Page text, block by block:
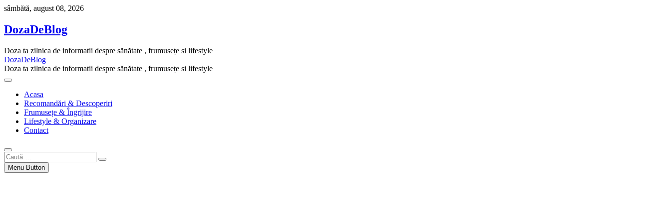
Skip
content
sâmbătă, august 08, 2026
DozaDeBlog
Doza ta zilnica de informatii despre sănătate , frumusețe si lifestyle
DozaDeBlog
Doza ta zilnica de informatii despre sănătate , frumusețe si lifestyle
Acasa
Recomandări & Descoperiri
Frumusețe & Îngrijire
Lifestyle & Organizare
Contact
Caută
…Menu Button